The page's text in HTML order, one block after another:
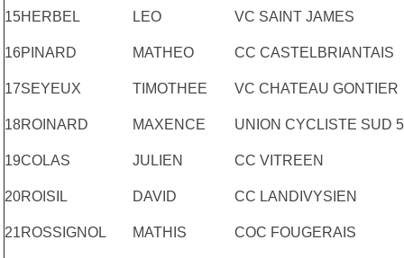
15HERBEL LEO VC SAINT JAMES
16PINARD MATHEO CC CASTELBRIANTAIS
17SEYEUX TIMOTHEE VC CHATEAU GONTIER
18ROINARD MAXENCE UNION CYCLISTE SUD
19COLAS JULIEN CC VITREEN
20ROISIL DAVID CC LANDIVYSIEN
21ROSSIGNOL MATHIS COC FOUGERAIS